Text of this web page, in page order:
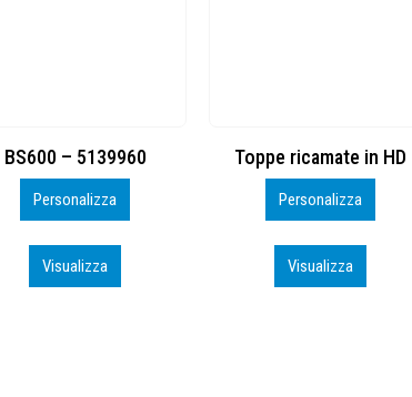
Toppe ricamate in HD
Personalizza
Visualizza
KIT CAMP 100
Personalizza
Visualizza